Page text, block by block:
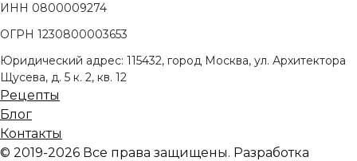
ИНН 0800009274
ОГРН 1230800003653
Юридический адрес: 115432, город Москва, ул. Архитектора
Щусева, д. 5 к. 2, кв. 12
Рецепты
Блог
Контакты
© 2019-2026 Все права защищены. Разработка